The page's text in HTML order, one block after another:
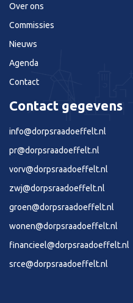
Over ons
Commissies
Nieuws
Agenda
Contact
Contact gegevens
info@dorpsraadoeffelt.nl
pr@dorpsraadoeffelt.nl
vorv@dorpsraadoeffelt.nl
zwj@dorpsraadoeffelt.nl
groen@dorpsraadoeffelt.nl
wonen@dorpsraadoeffelt.nl
financieel@dorpsraadoeffelt.nl
srce@dorpsraadoeffelt.nl